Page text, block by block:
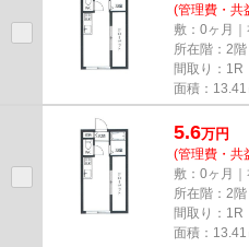
(管理費・共
敷：0ヶ月｜
所在階：2階
間取り：1R
面積：13.41
5.6万円
(管理費・共
敷：0ヶ月｜
所在階：2階
間取り：1R
面積：13.41